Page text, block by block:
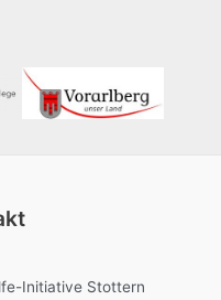
Initiative Stottern